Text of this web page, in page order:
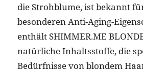
die Strohblume, ist bekannt
besonderen Anti-Aging-
enthält SHIMMER.ME
natürliche Inhaltsstoffe, die
Bedürfnisse von blondem